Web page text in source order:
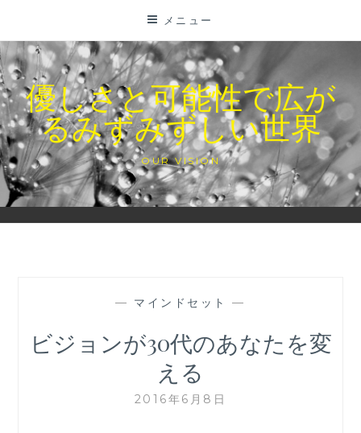
テ
ン
ツ
に
ス
キ
ッ
プ
メニュー
優しさと可能性で広が
るみずみずしい世界
OUR VISION
— マインドセット —
ビジョンが30代のあなたを変
える
2016年6月8日